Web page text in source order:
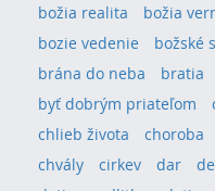
božia realita
božia
bozie vedenie
božské
brána do neba
bratia
byť dobrým priateľom
chlieb života
choroba
chvály
cirkev dar